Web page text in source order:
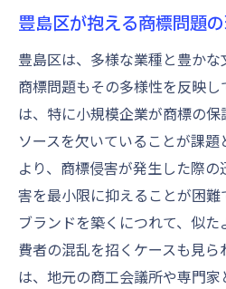
豊島区における商標戦
地域特有の商標戦略
成功するための商標
商標戦略に地域性を
豊島区が示す商標戦
地域戦略と商標保護
商標侵害を防ぐための法
商標侵害防止のため
法律を活用した商標
豊島区が抱える商標問題
豊島区は、多様な業種と豊かな
商標問題もその多様性を反映
は、特に小規模企業が商標の
ソースを欠いていることが課
より、商標侵害が発生した際
害を最小限に抑えることが困
ブランドを築くにつれて、似
費者の混乱を招くケースも見ら
は、地元の商工会議所や専門